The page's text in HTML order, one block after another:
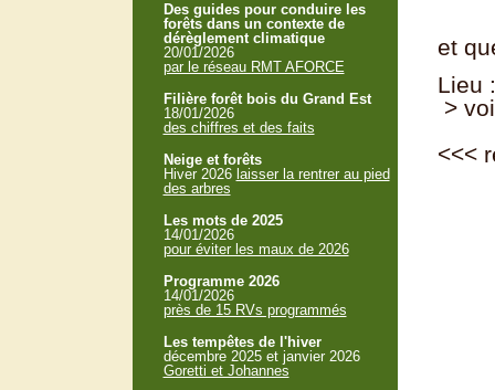
et
Lieu
>
<<<
Des guides pour conduire les
forêts dans un contexte de
dérèglement climatique
20/01/2026
par le réseau RMT AFORCE
Filière forêt bois du Grand Est
18/01/2026
des chiffres et des faits
Neige et forêts
Hiver 2026 laisser la rentrer au pied
des arbres
Les mots de 2025
14/01/2026
pour éviter les maux de 2026
Programme 2026
14/01/2026
près de 15 RVs programmés
Les tempêtes de l'hiver
décembre 2025 et janvier 2026
Goretti et Johannes